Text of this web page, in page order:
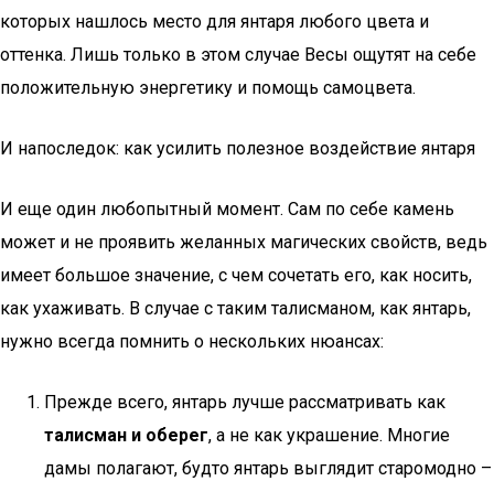
которых нашлось место для янтаря любого цвета и
оттенка. Лишь только в этом случае Весы ощутят на себе
положительную энергетику и помощь самоцвета.
И напоследок: как усилить полезное воздействие янтаря
И еще один любопытный момент. Сам по себе камень
может и не проявить желанных магических свойств, ведь
имеет большое значение, с чем сочетать его, как носить,
как ухаживать. В случае с таким талисманом, как янтарь,
нужно всегда помнить о нескольких нюансах:
Прежде всего, янтарь лучше рассматривать как
талисман и оберег, а не как украшение. Многие
дамы полагают, будто янтарь выглядит старомодно –